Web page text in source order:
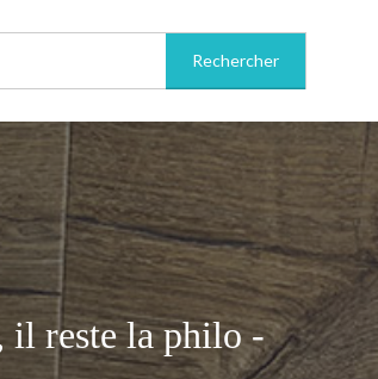
il reste la philo -